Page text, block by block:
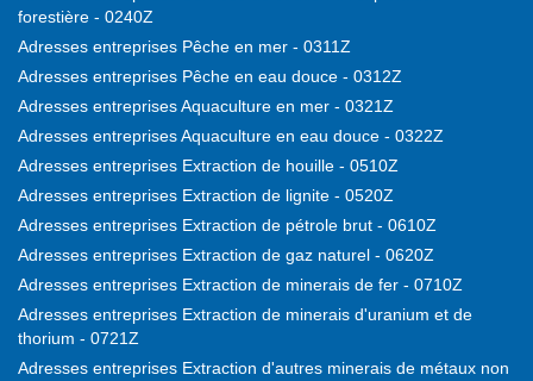
forestière - 0240Z
Adresses entreprises Pêche en mer - 0311Z
Adresses entreprises Pêche en eau douce - 0312Z
Adresses entreprises Aquaculture en mer - 0321Z
Adresses entreprises Aquaculture en eau douce - 0322Z
Adresses entreprises Extraction de houille - 0510Z
Adresses entreprises Extraction de lignite - 0520Z
Adresses entreprises Extraction de pétrole brut - 0610Z
Adresses entreprises Extraction de gaz naturel - 0620Z
Adresses entreprises Extraction de minerais de fer - 0710Z
Adresses entreprises Extraction de minerais d'uranium et de
thorium - 0721Z
Adresses entreprises Extraction d'autres minerais de métaux non